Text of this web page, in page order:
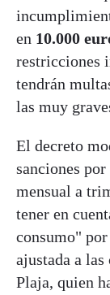
en 10.000
restricciones
tendrán
las muy
El decreto
sanciones por
mensual a
tener en
consumo"
ajustada a
Plaja, quien